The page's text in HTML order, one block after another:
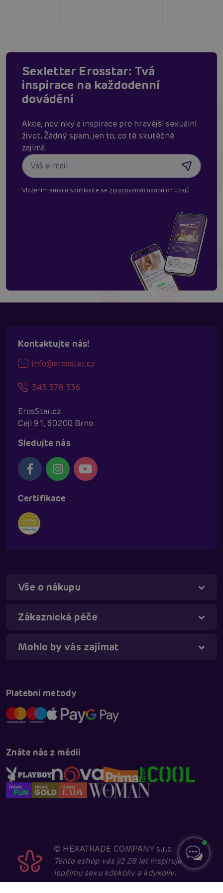
Sexletter Erosstar: Tvá
inspirace na každodenní
dovádění
Akce, novinky a inspirace pro hravější sexuální
život. Žádný spam, jen to, co tě skutěčně
zajímá.
Vložením emailu souhlasíte se zpracováním osobních údajů
Kontaktujte nás!
info@erosstar.cz
545 578 536
ErosStar.cz
Cejl 91, 60200 Brno
Sledujte nás
Certifikace
Vše o nákupu
Zákaznická péče
Mohlo by vás zajímat
Platební metody
Znáte nás z médií
© HEXATRADE COMPANY s.r.o.
Tento eshop vás již 28 let inspiruje k
lepšímu sexu kdekoliv a kdykoliv.
Táňa - virtuální asistentka